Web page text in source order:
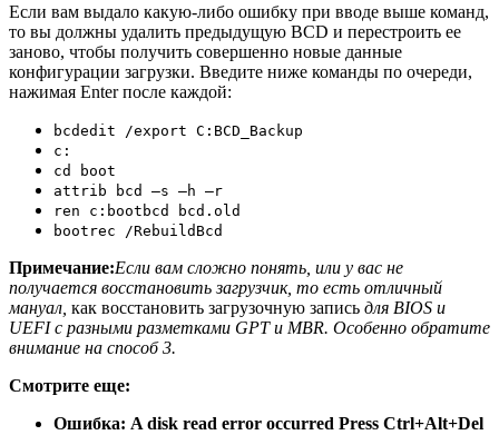
Если вам выдало какую-либо ошибку при вводе выше команд,
то вы должны удалить предыдущую BCD и перестроить ее
заново, чтобы получить совершенно новые данные
конфигурации загрузки. Введите ниже команды по очереди,
нажимая Enter после каждой:
bcdedit /export C:BCD_Backup
c:
cd boot
attrib bcd –s –h –r
ren c:bootbcd bcd.old
bootrec /RebuildBcd
Примечание:Если вам сложно понять, или у вас не
получается восстановить загрузчик, то есть отличный
мануал, как восстановить загрузочную запись для BIOS и
UEFI с разными разметками GPT и MBR. Особенно обратите
внимание на способ 3.
Смотрите еще:
Ошибка: A disk read error occurred Press Ctrl+Alt+Del